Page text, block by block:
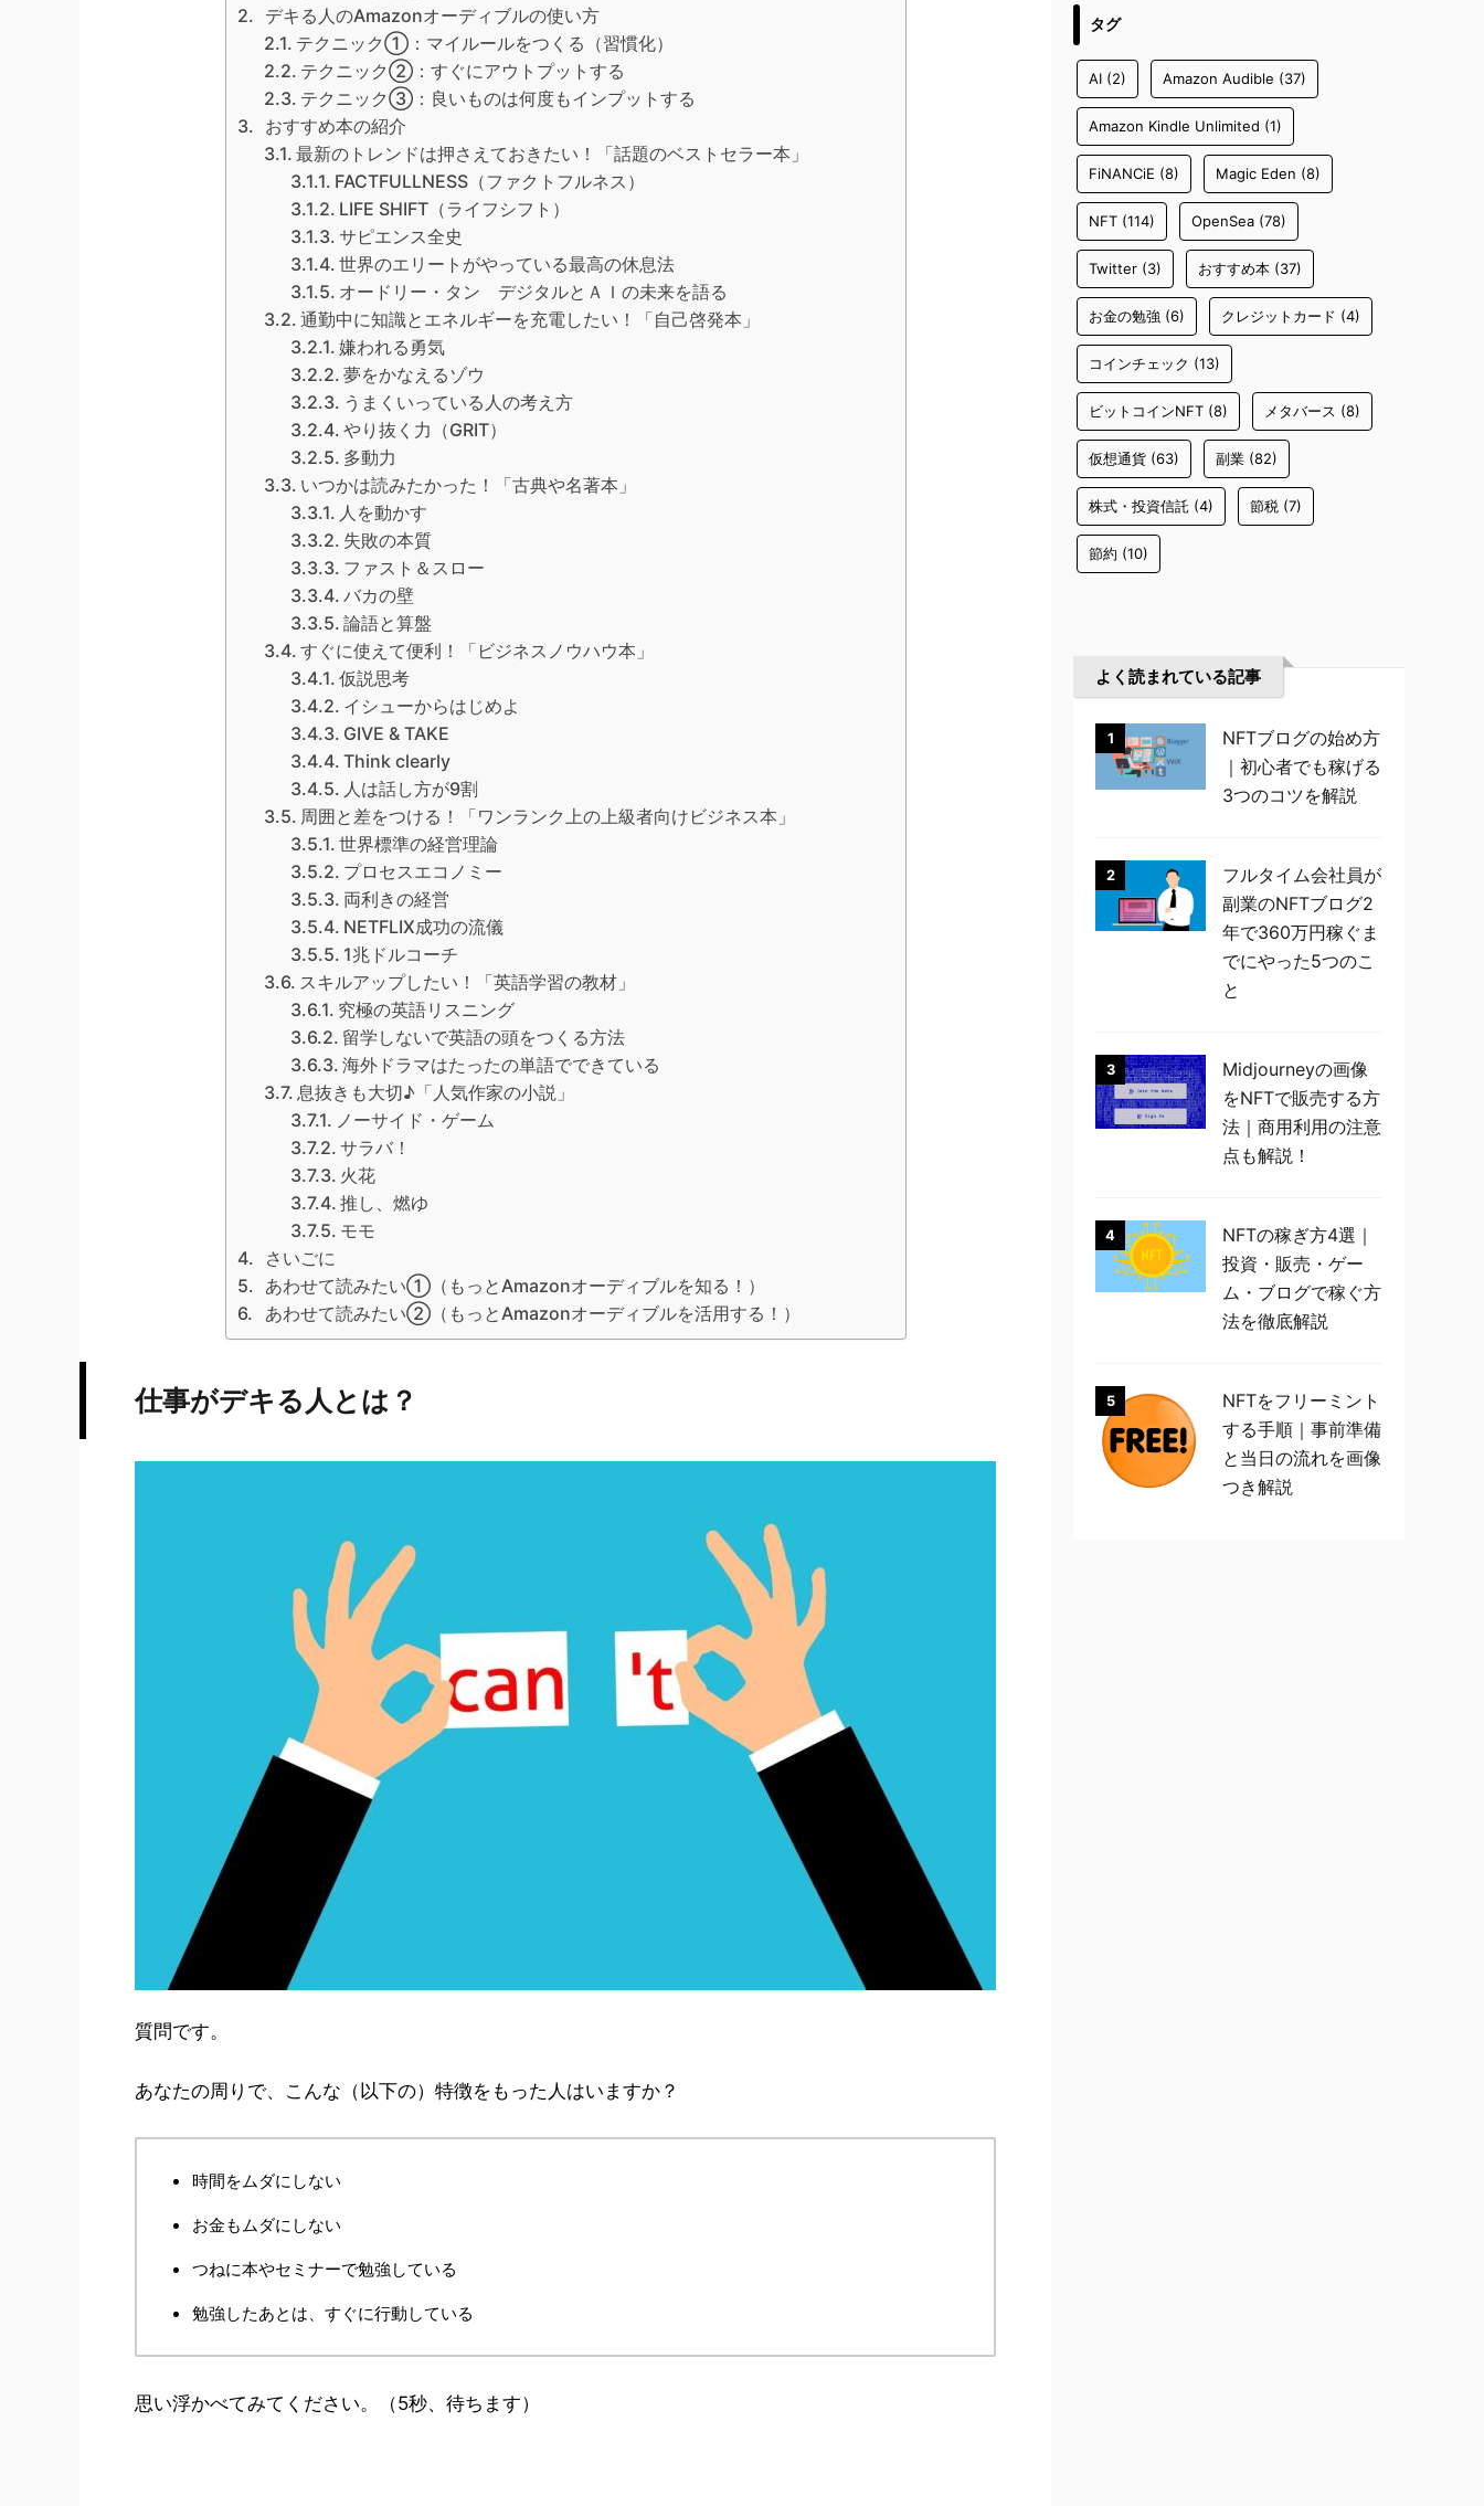
デキる人のAmazonオーディブルの使い方
テクニック①：マイルールをつくる（習慣化）
テクニック②：すぐにアウトプットする
テクニック③：良いものは何度もインプットする
おすすめ本の紹介
最新のトレンドは押さえておきたい！「話題のベストセラー本」
FACTFULLNESS（ファクトフルネス）
LIFE SHIFT（ライフシフト）
サピエンス全史
世界のエリートがやっている最高の休息法
オードリー・タン デジタルとＡＩの未来を語る
通勤中に知識とエネルギーを充電したい！「自己啓発本」
嫌われる勇気
夢をかなえるゾウ
うまくいっている人の考え方
やり抜く力（GRIT）
多動力
いつかは読みたかった！「古典や名著本」
人を動かす
失敗の本質
ファスト＆スロー
バカの壁
論語と算盤
すぐに使えて便利！「ビジネスノウハウ本」
仮説思考
イシューからはじめよ
GIVE & TAKE
Think clearly
人は話し方が9割
周囲と差をつける！「ワンランク上の上級者向けビジネス本」
世界標準の経営理論
プロセスエコノミー
両利きの経営
NETFLIX成功の流儀
1兆ドルコーチ
スキルアップしたい！「英語学習の教材」
究極の英語リスニング
留学しないで英語の頭をつくる方法
海外ドラマはたったの単語でできている
息抜きも大切♪「人気作家の小説」
ノーサイド・ゲーム
サラバ！
火花
推し、燃ゆ
モモ
さいごに
あわせて読みたい①（もっとAmazonオーディブルを知る！）
あわせて読みたい②（もっとAmazonオーディブルを活用する！）
仕事がデキる人とは？
質問です。
あなたの周りで、こんな（以下の）特徴をもった人はいますか？
時間をムダにしない
お金もムダにしない
つねに本やセミナーで勉強している
勉強したあとは、すぐに行動している
思い浮かべてみてください。（5秒、待ちます）
タグ
AI (2) Amazon Audible (37)
Amazon Kindle Unlimited (1)
FiNANCiE (8) Magic Eden (8)
NFT (114) OpenSea (78)
Twitter (3) おすすめ本 (37)
お金の勉強 (6) クレジットカード (4)
コインチェック (13)
ビットコインNFT (8) メタバース (8)
仮想通貨 (63) 副業 (82)
株式・投資信託 (4) 節税 (7)
節約 (10)
よく読まれている記事
1
NFTブログの始め方
｜初心者でも稼げる
3つのコツを解説
2
フルタイム会社員が
副業のNFTブログ2
年で360万円稼ぐま
でにやった5つのこ
と
3
Midjourneyの画像
をNFTで販売する方
法｜商用利用の注意
点も解説！
4
NFTの稼ぎ方4選｜
投資・販売・ゲー
ム・ブログで稼ぐ方
法を徹底解説
5
NFTをフリーミント
する手順｜事前準備
と当日の流れを画像
つき解説